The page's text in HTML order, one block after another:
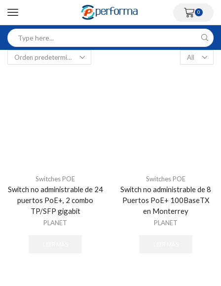
0
Switches POE
Switch no administrable de 24
puertos PoE+, 2 combo
TP/SFP gigabit
PLANET
Switches POE
Switch no administrable de 8
Puertos PoE+ 100BaseTX
en Monterrey
PLANET